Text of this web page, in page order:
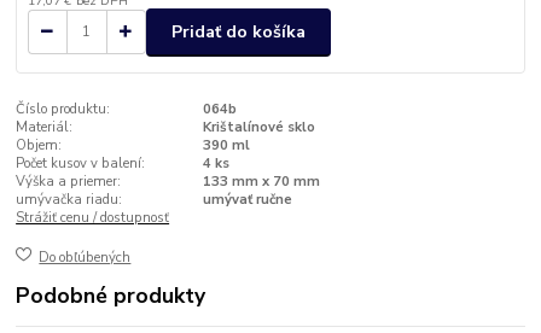
Pridať do košíka
Číslo produktu:
064b
Materiál:
Krištalínové sklo
Objem:
390 ml
Počet kusov v balení:
4 ks
Výška a priemer:
133 mm x 70 mm
umývačka riadu:
umývať ručne
Strážiť cenu / dostupnosť
Do obľúbených
Podobné produkty